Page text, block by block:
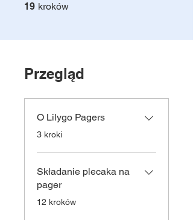
19 kroków
Przegląd
O Lilygo Pagers
.3 kroki
Składanie plecaka na
pager
.12 kroków